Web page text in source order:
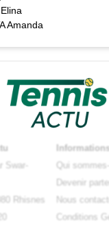
Amanda
Swar-
Rhisnes
Qui sommes-
Devenir
Nous
Conditions